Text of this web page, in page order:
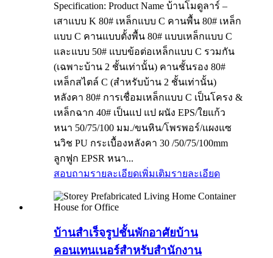
Specification: Product Name บ้านโมดูลาร์ –
เสาแบบ K 80# เหล็กแบบ C คานพื้น 80# เหล็ก
แบบ C คานแบบตั้งพื้น 80# แบบเหล็กแบบ C
และแบบ 50# แบบข้อต่อเหล็กแบบ C รวมกัน
(เฉพาะบ้าน 2 ชั้นเท่านั้น) คานชั้นรอง 80#
เหล็กสไตล์ C (สำหรับบ้าน 2 ชั้นเท่านั้น)
หลังคา 80# การเชื่อมเหล็กแบบ C เป็นโครง &
เหล็กฉาก 40# เป็นแป แป ผนัง EPS/ใยแก้ว
หนา 50/75/100 มม./ขนหิน/โพรพอร์/แผงแซ
นวิช PU กระเบื้องหลังคา 30 /50/75/100mm
ลูกฟูก EPSR หนา...
สอบถามรายละเอียดเพิ่มเติมรายละเอียด
บ้านสำเร็จรูปชั้นพักอาศัยบ้าน
คอนเทนเนอร์สำหรับสำนักงาน